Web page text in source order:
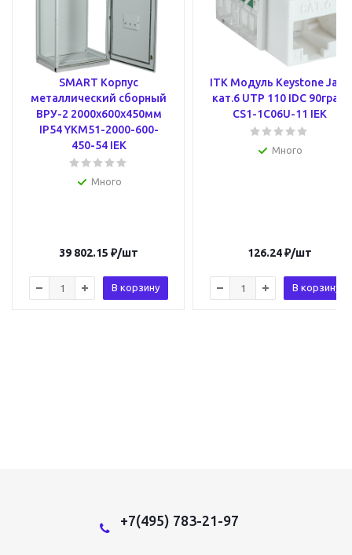
SMART Корпус
металлический сборный
ВРУ-2 2000х600х450мм
IP54 YKM51-2000-600-
450-54 IEK
Много
39 802.15 ₽/шт
В корзину
ITK Модуль Keystone Jack
кат.6 UTP 110 IDC 90град
CS1-1C06U-11 IEK
Много
126.24₽/шт
В корзину
+7(495) 783-21-97